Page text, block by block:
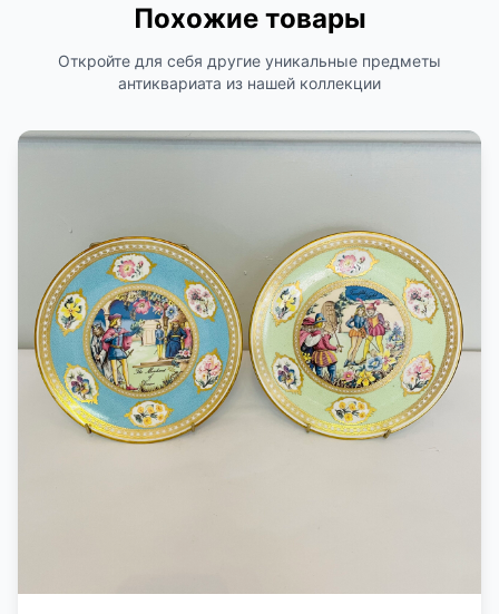
Похожие товары
Откройте для себя другие уникальные предметы
антиквариата из нашей коллекции